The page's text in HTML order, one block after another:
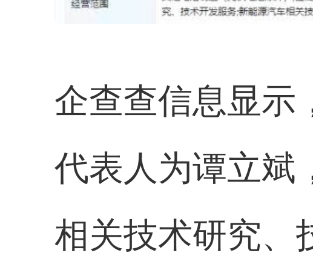
企查查信息显示
代表人为谭立斌
相关技术研究、